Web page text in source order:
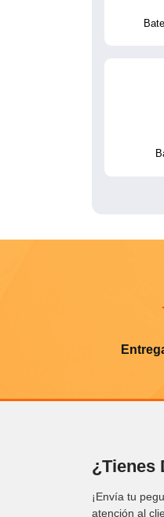
¿Tienes
¡Envía tu
atención al